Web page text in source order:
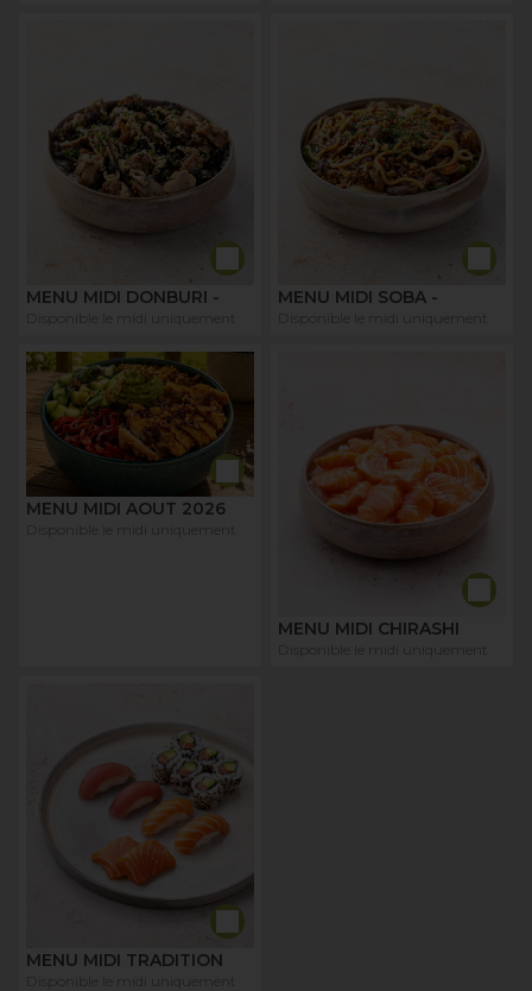
MENU MIDI DONBURI - MENU MIDI SOBA -
MENU MIDI AOUT 2026
MENU MIDI CHIRASHI
MENU MIDI TRADITION